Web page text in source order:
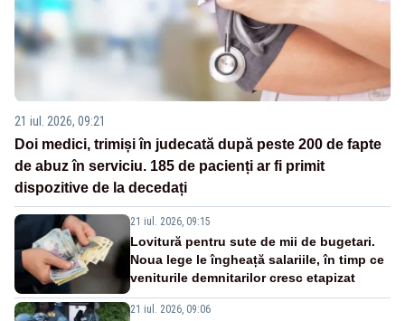
21 iul. 2026, 09:21
Doi medici, trimiși în judecată după peste 200 de fapte
de abuz în serviciu. 185 de pacienți ar fi primit
dispozitive de la decedați
21 iul. 2026, 09:15
Lovitură pentru sute de mii de bugetari.
Noua lege le îngheață salariile, în timp ce
veniturile demnitarilor cresc etapizat
21 iul. 2026, 09:06